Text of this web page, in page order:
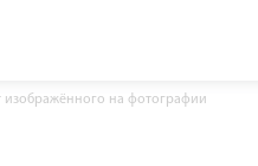
изображённого на фотографии